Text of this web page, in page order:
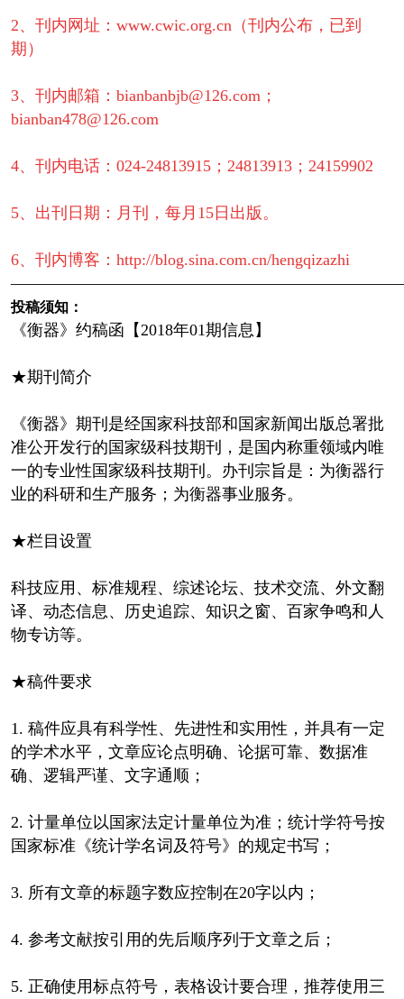
2、刊内网址：www.cwic.org.cn（刊内公布，已到
期）
3、刊内邮箱：bianbanbjb@126.com；
bianban478@126.com
4、刊内电话：024-24813915；24813913；24159902
5、出刊日期：月刊，每月15日出版。
6、刊内博客：http://blog.sina.com.cn/hengqizazhi
投稿须知：
《衡器》约稿函【2018年01期信息】
★期刊简介
《衡器》期刊是经国家科技部和国家新闻出版总署批
准公开发行的国家级科技期刊，是国内称重领域内唯
一的专业性国家级科技期刊。办刊宗旨是：为衡器行
业的科研和生产服务；为衡器事业服务。
★栏目设置
科技应用、标准规程、综述论坛、技术交流、外文翻
译、动态信息、历史追踪、知识之窗、百家争鸣和人
物专访等。
★稿件要求
1. 稿件应具有科学性、先进性和实用性，并具有一定
的学术水平，文章应论点明确、论据可靠、数据准
确、逻辑严谨、文字通顺；
2. 计量单位以国家法定计量单位为准；统计学符号按
国家标准《统计学名词及符号》的规定书写；
3. 所有文章的标题字数应控制在20字以内；
4. 参考文献按引用的先后顺序列于文章之后；
5. 正确使用标点符号，表格设计要合理，推荐使用三